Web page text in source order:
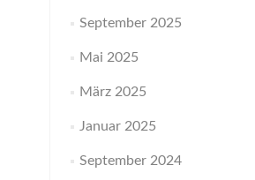
September 2025
Mai 2025
März 2025
Januar 2025
September 2024